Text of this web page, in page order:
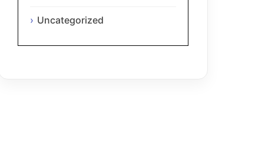
Uncategorized